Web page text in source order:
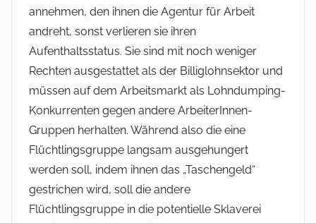
annehmen, den ihnen die Agentur für Arbeit
andreht, sonst verlieren sie ihren
Aufenthaltsstatus. Sie sind mit noch weniger
Rechten ausgestattet als der Billiglohnsektor und
müssen auf dem Arbeitsmarkt als Lohndumping-
Konkurrenten gegen andere ArbeiterInnen-
Gruppen herhalten. Während also die eine
Flüchtlingsgruppe langsam ausgehungert
werden soll, indem ihnen das „Taschengeld“
gestrichen wird, soll die andere
Flüchtlingsgruppe in die potentielle Sklaverei